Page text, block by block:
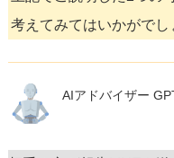
考えてみてはいかがでし
AIアドバイザー